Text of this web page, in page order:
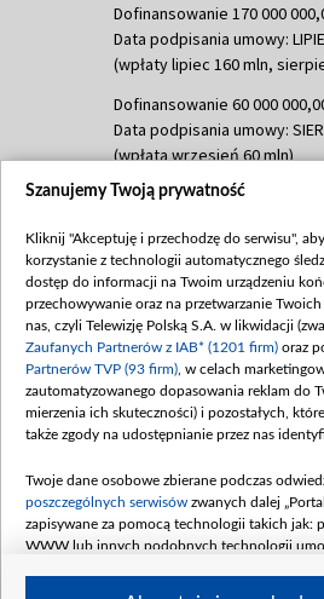
Dofinansowanie 170 000
Data podpisania umowy:
(wpłaty lipiec 160 mln,
Dofinansowanie 60 000
Data podpisania umowy:
(wpłata wrzesień 60 mln)
Dofinansowanie 635 783
(wpłata wrzesień 100 mln,
mln, listopad 265 mln)
Dofinansowanie 48 862
Data podpisania umowy:
(wpłata grudzień 60,548 mln)
Dofinansowanie 900 000
Data podpisania umowy:
kwiecień 180 mln, 7 maja 180
czerwca 90 mln)
Dofinansowanie 250 000
4 sierpnia 250 mln
Szanujemy Twoją prywatność
Kliknij "Akceptuję i przechodzę do serwisu",
korzystanie z technologii automatycznego
dostęp do informacji na Twoim urządzeniu
przechowywanie oraz na przetwarzanie
nas, czyli Telewizję Polską S.A. w likwidacji
Zaufanych Partnerów z IAB* (1201 firm) oraz
Partnerów TVP (93 firm) , w celach
zautomatyzowanego dopasowania reklam do
mierzenia ich skuteczności) i pozostałych,
także zgody na udostępnianie przez nas
Twoje dane osobowe zbierane podczas
poszczególnych serwisów zwanych dalej
zapisywane za pomocą technologii takich jak:
WWW lub innych podobnych technologii